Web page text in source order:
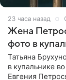
23 часа назад
Жена
фото в
Татьяна
в купальнике
Евгения